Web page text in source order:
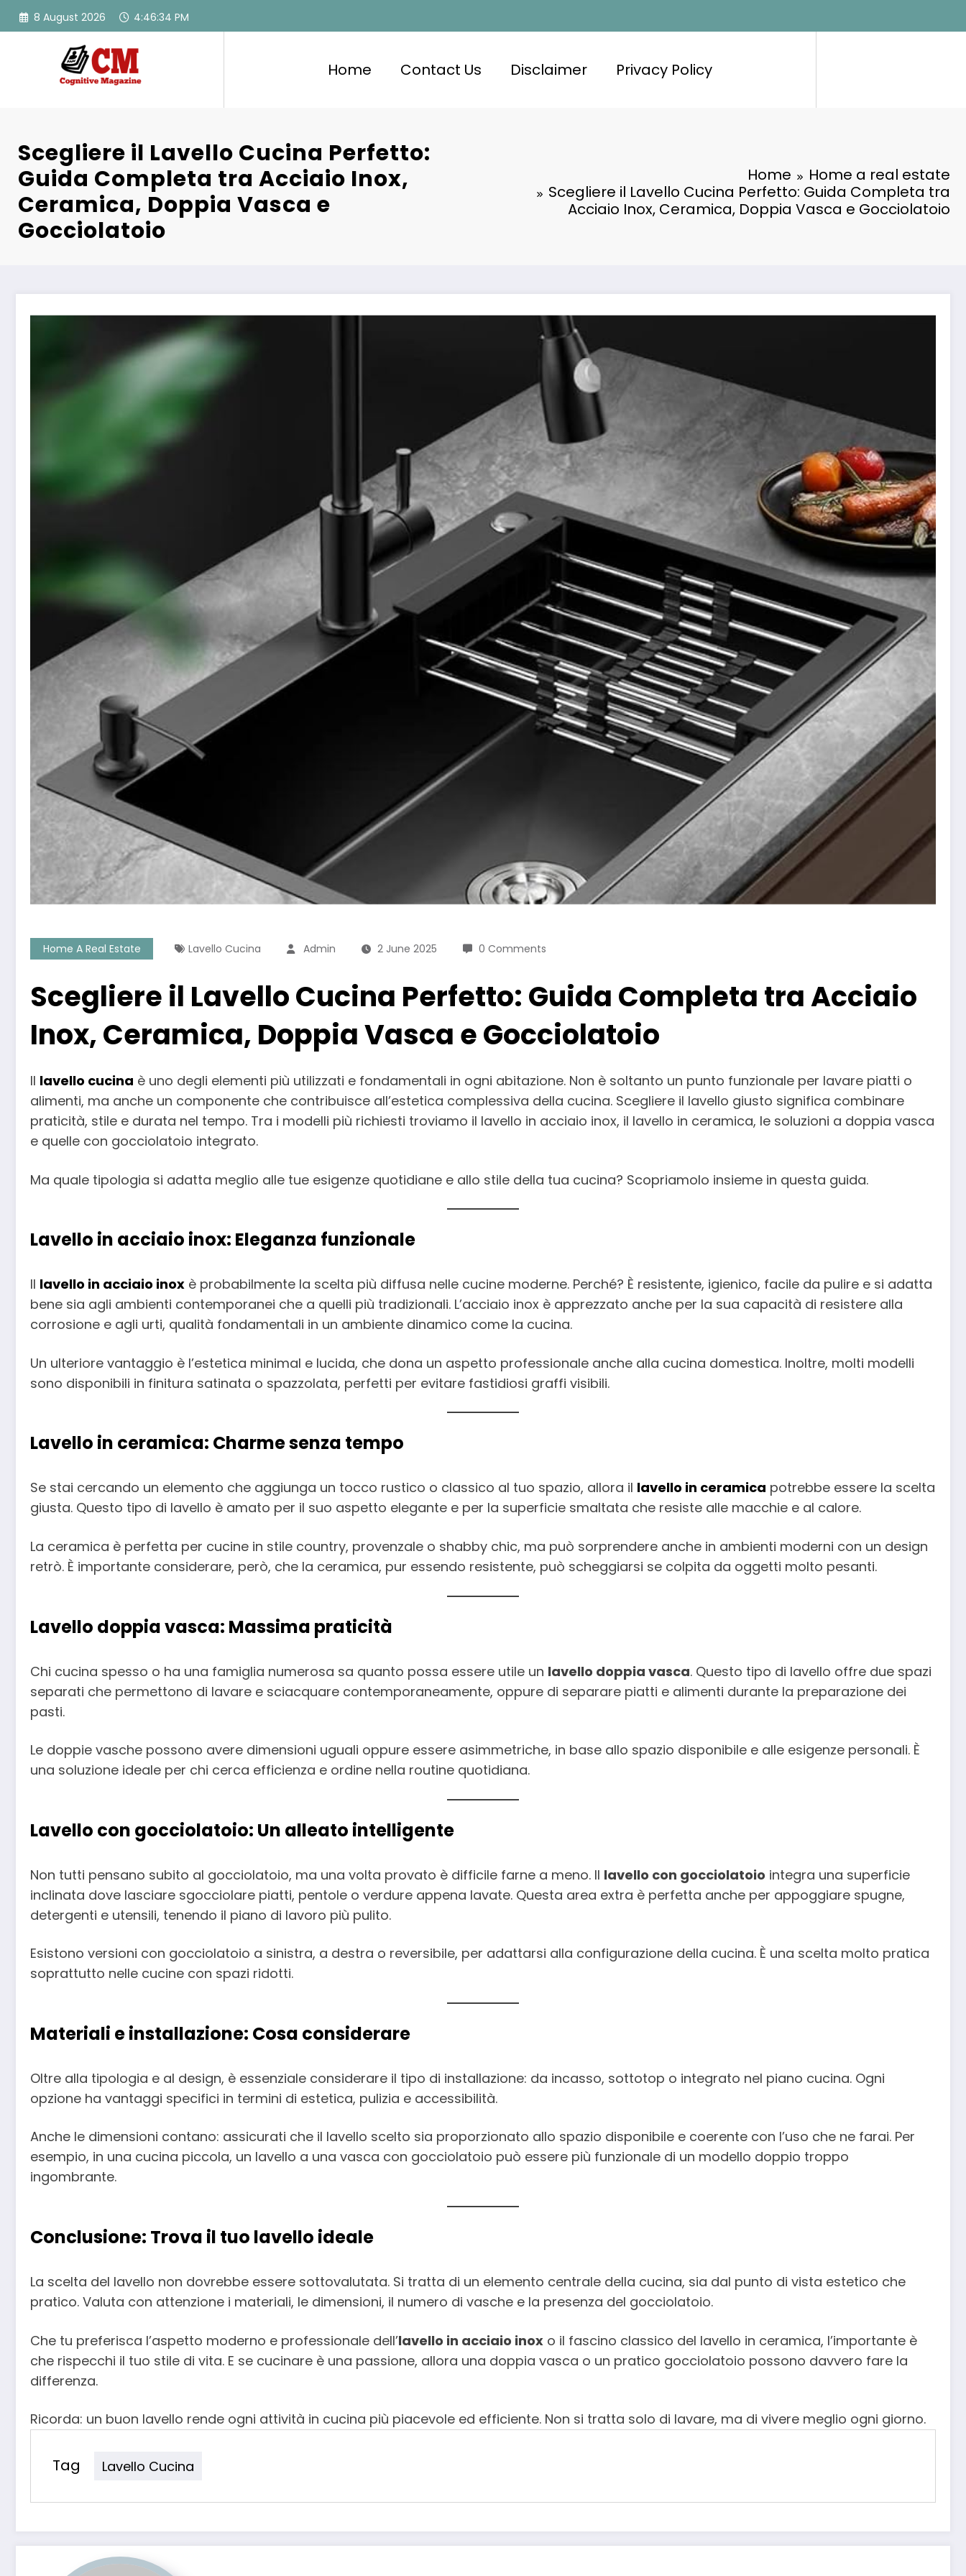
Skip
8 August 2026 4:46:35 PM
Home Contact Us Disclaimer Privacy Policy
Scegliere il Lavello Cucina Perfetto:
Guida Completa tra Acciaio Inox,
Ceramica, Doppia Vasca e
Gocciolatoio
Home
Home a real estate
Scegliere il Lavello Cucina Perfetto: Guida Completa tra
Acciaio Inox, Ceramica, Doppia Vasca e Gocciolatoio
Home A Real Estate Lavello Cucina Admin 2 June 2025 0 Comments
Scegliere il Lavello Cucina Perfetto: Guida Completa tra Acciaio
Inox, Ceramica, Doppia Vasca e Gocciolatoio
Il lavello cucina è uno degli elementi più utilizzati e fondamentali in ogni abitazione. Non è soltanto un punto funzionale per lavare piatti o
alimenti, ma anche un componente che contribuisce all’estetica complessiva della cucina. Scegliere il lavello giusto significa combinare
praticità, stile e durata nel tempo. Tra i modelli più richiesti troviamo il lavello in acciaio inox, il lavello in ceramica, le soluzioni a doppia vasca
e quelle con gocciolatoio integrato.
Ma quale tipologia si adatta meglio alle tue esigenze quotidiane e allo stile della tua cucina? Scopriamolo insieme in questa guida.
Lavello in acciaio inox: Eleganza funzionale
Il lavello in acciaio inox è probabilmente la scelta più diffusa nelle cucine moderne. Perché? È resistente, igienico, facile da pulire e si adatta
bene sia agli ambienti contemporanei che a quelli più tradizionali. L’acciaio inox è apprezzato anche per la sua capacità di resistere alla
corrosione e agli urti, qualità fondamentali in un ambiente dinamico come la cucina.
Un ulteriore vantaggio è l’estetica minimal e lucida, che dona un aspetto professionale anche alla cucina domestica. Inoltre, molti modelli
sono disponibili in finitura satinata o spazzolata, perfetti per evitare fastidiosi graffi visibili.
Lavello in ceramica: Charme senza tempo
Se stai cercando un elemento che aggiunga un tocco rustico o classico al tuo spazio, allora il lavello in ceramica potrebbe essere la scelta
giusta. Questo tipo di lavello è amato per il suo aspetto elegante e per la superficie smaltata che resiste alle macchie e al calore.
La ceramica è perfetta per cucine in stile country, provenzale o shabby chic, ma può sorprendere anche in ambienti moderni con un design
retrò. È importante considerare, però, che la ceramica, pur essendo resistente, può scheggiarsi se colpita da oggetti molto pesanti.
Lavello doppia vasca: Massima praticità
Chi cucina spesso o ha una famiglia numerosa sa quanto possa essere utile un lavello doppia vasca. Questo tipo di lavello offre due spazi
separati che permettono di lavare e sciacquare contemporaneamente, oppure di separare piatti e alimenti durante la preparazione dei
pasti.
Le doppie vasche possono avere dimensioni uguali oppure essere asimmetriche, in base allo spazio disponibile e alle esigenze personali. È
una soluzione ideale per chi cerca efficienza e ordine nella routine quotidiana.
Lavello con gocciolatoio: Un alleato intelligente
Non tutti pensano subito al gocciolatoio, ma una volta provato è difficile farne a meno. Il lavello con gocciolatoio integra una superficie
inclinata dove lasciare sgocciolare piatti, pentole o verdure appena lavate. Questa area extra è perfetta anche per appoggiare spugne,
detergenti e utensili, tenendo il piano di lavoro più pulito.
Esistono versioni con gocciolatoio a sinistra, a destra o reversibile, per adattarsi alla configurazione della cucina. È una scelta molto pratica
soprattutto nelle cucine con spazi ridotti.
Materiali e installazione: Cosa considerare
Oltre alla tipologia e al design, è essenziale considerare il tipo di installazione: da incasso, sottotop o integrato nel piano cucina. Ogni
opzione ha vantaggi specifici in termini di estetica, pulizia e accessibilità.
Anche le dimensioni contano: assicurati che il lavello scelto sia proporzionato allo spazio disponibile e coerente con l’uso che ne farai. Per
esempio, in una cucina piccola, un lavello a una vasca con gocciolatoio può essere più funzionale di un modello doppio troppo
ingombrante.
Conclusione: Trova il tuo lavello ideale
La scelta del lavello non dovrebbe essere sottovalutata. Si tratta di un elemento centrale della cucina, sia dal punto di vista estetico che
pratico. Valuta con attenzione i materiali, le dimensioni, il numero di vasche e la presenza del gocciolatoio.
Che tu preferisca l’aspetto moderno e professionale dell’lavello in acciaio inox o il fascino classico del lavello in ceramica, l’importante è
che rispecchi il tuo stile di vita. E se cucinare è una passione, allora una doppia vasca o un pratico gocciolatoio possono davvero fare la
differenza.
Ricorda: un buon lavello rende ogni attività in cucina più piacevole ed efficiente. Non si tratta solo di lavare, ma di vivere meglio ogni giorno.
Tag Lavello Cucina